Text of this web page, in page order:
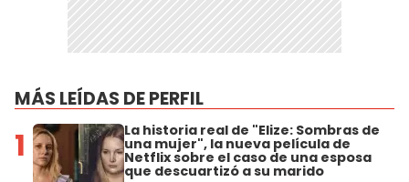
MÁS LEÍDAS DE PERFIL
1 La historia real de "Elize: Sombras de
una mujer", la nueva película de
Netflix sobre el caso de una esposa
que descuartizó a su marido